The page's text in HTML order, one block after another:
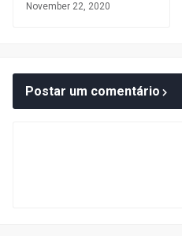
November 22, 2020
Postar um comentário